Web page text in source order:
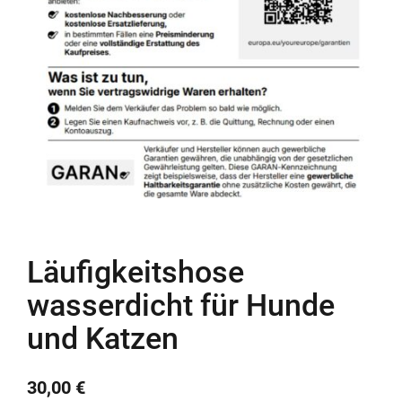
Läufigkeitshose
wasserdicht für Hunde
und Katzen
30,00€